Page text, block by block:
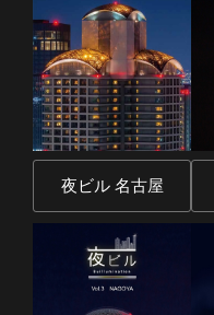
夜ビル 名古屋